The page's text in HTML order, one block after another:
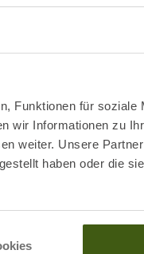
Funktionen für soziale
wir Informationen zu
weiter. Unsere
haben oder die